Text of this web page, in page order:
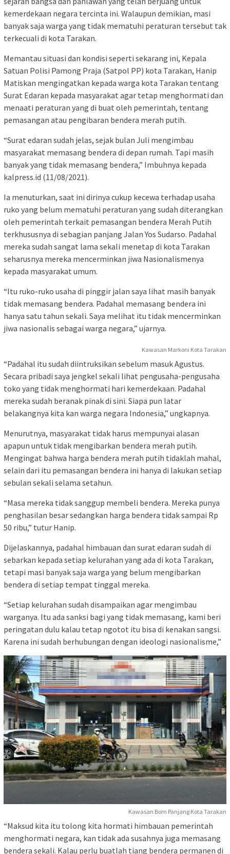
kemerdekaan negara tercinta ini. Walaupun demikian, masi
banyak saja warga yang tidak mematuhi peraturan tersebut tak
terkecuali di kota Tarakan.
Memantau situasi dan kondisi seperti sekarang ini, Kepala
Satuan Polisi Pamong Praja (Satpol PP) kota Tarakan, Hanip
Matiskan mengingatkan kepada warga kota Tarakan tentang
Surat Edaran kepada masyarakat agar tetap menghormati dan
menaati peraturan yang di buat oleh pemerintah, tentang
pemasangan atau pengibaran bendera merah putih.
“Surat edaran sudah jelas, sejak bulan Juli mengimbau
masyarakat memasang bendera di depan rumah. Tapi masih
banyak yang tidak memasang bendera,” Imbuhnya kepada
kalpress.id (11/08/2021).
Ia menuturkan, saat ini dirinya cukup kecewa terhadap usaha
ruko yang belum mematuhi peraturan yang sudah diterangkan
oleh pemerintah terkait pemasangan bendera Merah Putih
terkhususnya di sebagian panjang Jalan Yos Sudarso. Padahal
mereka sudah sangat lama sekali menetap di kota Tarakan
seharusnya mereka mencerminkan jiwa Nasionalismenya
kepada masyarakat umum.
“Itu ruko-ruko usaha di pinggir jalan saya lihat masih banyak
tidak memasang bendera. Padahal memasang bendera ini
hanya satu tahun sekali. Saya melihat itu tidak mencerminkan
jiwa nasionalis sebagai warga negara,” ujarnya.
Kawasan Markoni Kota Tarakan
“Padahal itu sudah diintruksikan sebelum masuk Agustus.
Secara pribadi saya jengkel sekali lihat pengusaha-pengusaha
toko yang tidak menghormati hari kemerdekaan. Padahal
mereka sudah beranak pinak di sini. Siapa pun latar
belakangnya kita kan warga negara Indonesia,” ungkapnya.
Menurutnya, masyarakat tidak harus mempunyai alasan
apapun untuk tidak mengibarkan bendera merah putih.
Mengingat bahwa harga bendera merah putih tidaklah mahal,
selain dari itu pemasangan bendera ini hanya di lakukan setiap
sebulan sekali selama setahun.
“Masa mereka tidak sanggup membeli bendera. Mereka punya
penghasilan besar sedangkan harga bendera tidak sampai Rp
50 ribu,” tutur Hanip.
Dijelaskannya, padahal himbauan dan surat edaran sudah di
sebarkan kepada setiap kelurahan yang ada di kota Tarakan,
tetapi masi banyak saja warga yang belum mengibarkan
bendera di setiap tempat tinggal mereka.
“Setiap kelurahan sudah disampaikan agar mengimbau
warganya. Itu ada sanksi bagi yang tidak memasang, kami beri
peringatan dulu kalau tetap ngotot itu bisa di kenakan sangsi.
Karena ini sudah berhubungan dengan ideologi nasionalisme,”
Kawasan Bom Panjang Kota Tarakan
“Maksud kita itu tolong kita hormati himbauan pemerintah
menghormati negara, kan tidak ada susahnya juga memasang
bendera sekali. Kalau perlu buatlah tiang bendera permanen di